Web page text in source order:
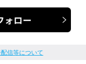
同日が課金日となります。
毎月末日が課金日となりま
信等について